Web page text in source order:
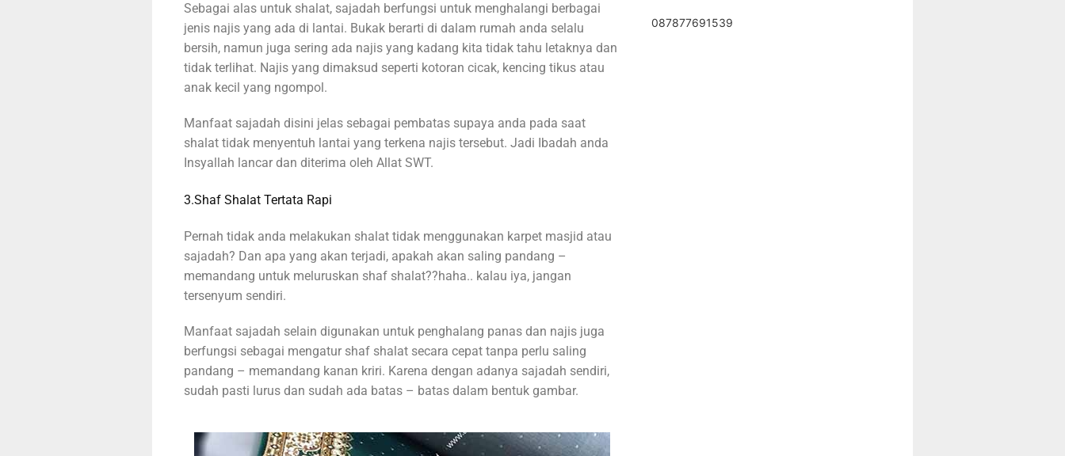
Sebagai alas untuk shalat, sajadah berfungsi untuk menghalangi berbagai
jenis najis yang ada di lantai. Bukak berarti di dalam rumah anda selalu
bersih, namun juga sering ada najis yang kadang kita tidak tahu letaknya dan
tidak terlihat. Najis yang dimaksud seperti kotoran cicak, kencing tikus atau
anak kecil yang ngompol.
Manfaat sajadah disini jelas sebagai pembatas supaya anda pada saat
shalat tidak menyentuh lantai yang terkena najis tersebut. Jadi Ibadah anda
Insyallah lancar dan diterima oleh Allat SWT.
3.Shaf Shalat Tertata Rapi
Pernah tidak anda melakukan shalat tidak menggunakan karpet masjid atau
sajadah? Dan apa yang akan terjadi, apakah akan saling pandang –
memandang untuk meluruskan shaf shalat??haha.. kalau iya, jangan
tersenyum sendiri.
Manfaat sajadah selain digunakan untuk penghalang panas dan najis juga
berfungsi sebagai mengatur shaf shalat secara cepat tanpa perlu saling
pandang – memandang kanan kriri. Karena dengan adanya sajadah sendiri,
sudah pasti lurus dan sudah ada batas – batas dalam bentuk gambar.
087877691539